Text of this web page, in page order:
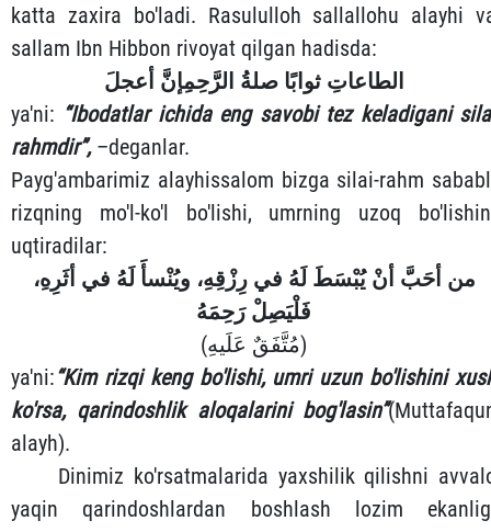
katta zaxira bo'ladi. Rasululloh sallallohu alayhi
sallam Ibn Hibbon rivoyat qilgan hadisda:
الطاعاتِ ثوابًا صلةُ الرَّحِمِإنَّ أعجلَ
ya'ni: “Ibodatlar ichida eng savobi tez keladigani
rahmdir”, –deganlar.
Payg'ambarimiz alayhissalom bizga silai-rahm
rizqning mo'l-ko'l bo'lishi, umrning uzoq
uqtiradilar:
من أحَبَّ أنْ يُبْسَطَ لَهُ في رِزْقِهِ، ويُنْسأَ لَهُ في أثَرِهِ،
فَلْيَصِلْ رَحِمَهُ
(مُتَّفَقٌ عَلَيهِ)
ya'ni:“Kim rizqi keng bo'lishi, umri uzun bo'lishini
ko'rsa, qarindoshlik aloqalarini bog'lasin”
alayh).
Dinimiz ko'rsatmalarida yaxshilik qilishni
yaqin qarindoshlardan boshlash lozim